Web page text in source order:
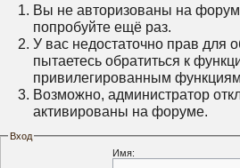
Вы не авторизованы на
попробуйте ещё раз.
У вас недостаточно прав для
пытаетесь обратиться к
привилегированным
Возможно, администратор
активированы на форуме.
Вход
Имя: